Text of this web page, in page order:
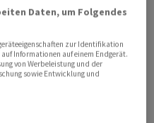
ein eher trübes Bild
Euroraums. Die
verschlechterte
Es war der vierte
Stand seit Oktober
werden noch einige
Daten, um Folgendes
zur Identifikation
Informationen auf einem Endgerät.
von Werbeleistung und der
sowie Entwicklung und